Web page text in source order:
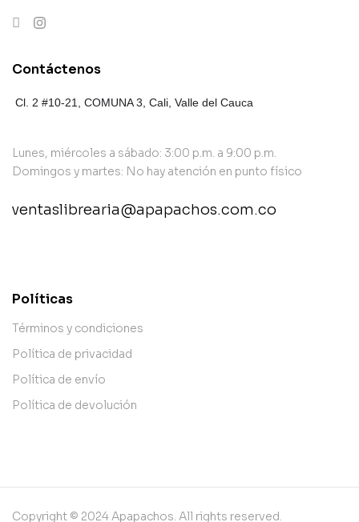
Contáctenos
Cl. 2 #10-21, COMUNA 3, Cali, Valle del Cauca
Lunes, miércoles a sábado: 3:00 p.m. a 9:00 p.m.
Domingos y martes: No hay atención en punto físico
ventaslibrearia@apapachos.com.co
Políticas
Términos y condiciones
Política de privacidad
Política de envío
Política de devolución
Copyright © 2024 Apapachos. All rights reserved.